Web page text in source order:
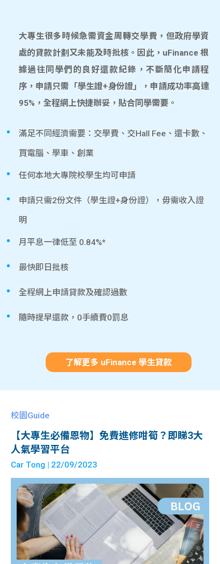
大專生很多時候急需資金周轉交學費，但政府學資
處的貸款計劃又未能及時批核。因此，uFinance 根
據過往同學們的良好還款紀錄，不斷簡化申請程
序，申請只需「學生證+身份證」，申請成功率高達
95%，全程網上快捷辦妥，貼合同學需要。
滿足不同經濟需要：交學費、交Hall Fee、還卡數、
買電腦、學車、創業
任何本地大專院校學生均可申請
申請只需2份文件（學生證+身份證），毋需收入證
明
月平息一律低至 0.84%*
最快即日批核
全程網上申請貸款及確認過數
隨時提早還款，0手續費0罰息
了解更多 uFinance 學生貸款
校園Guide
【大專生必備恩物】免費進修咁筍？即睇3大
人氣學習平台
Car Tong | 22/09/2023